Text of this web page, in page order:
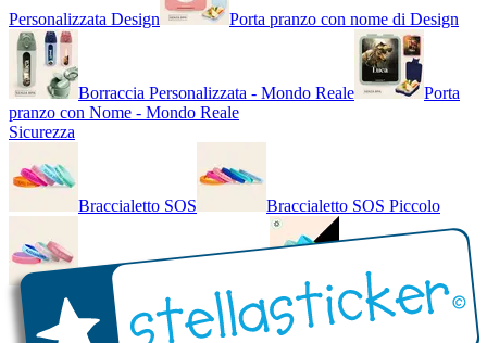
Personalizzata Design Porta pranzo con nome di Design
Borraccia Personalizzata - Mondo Reale
Porta
pranzo con Nome - Mondo Reale
Sicurezza
Braccialetto SOS Braccialetto SOS Piccolo
Braccialetto SOS - Bicolore Braccialetto SOS